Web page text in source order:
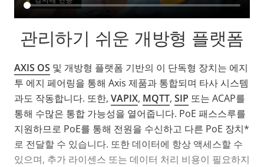
관리하기 쉬운 개방형 플랫폼
AXIS OS 및 개방형 플랫폼 기반의 이 단독형 장치는 에지
투 에지 페어링을 통해 Axis 제품과 통합되며 타사 시스템
과도 작동합니다. 또한, VAPIX, MQTT, SIP 또는 ACAP를
통해 수많은 통합 가능성을 열어줍니다. PoE 패스스루를
지원하므로 PoE를 통해 전원을 수신하고 다른 PoE 장치*
로 전달할 수 있습니다. 또한 데이터에 항상 액세스할 수
있으며, 추가 라이센스 또는 데이터 처리 비용이 필요하지